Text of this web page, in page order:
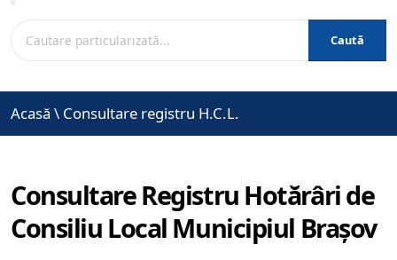
Caută
Acasă \ Consultare registru H.C.L.
Consultare Registru Hotărâri de
Consiliu Local Municipiul Brașov